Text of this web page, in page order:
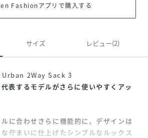
Fashionアプリで購入する
サイズ レビュー(2)
Urban 2Way Sack 3
表するモデルがさらに使いやすくアッ
に合わせさらに機能的に。デザインは
佇まいに仕上げたシンプルなルックス